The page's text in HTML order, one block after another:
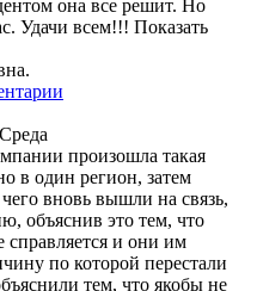
она все решит. Но
Удачи всем!!! Показать
произошла такая
в один регион, затем
вновь вышли на связь,
объяснив это тем, что
и они им
по которой перестали
тем, что якобы не